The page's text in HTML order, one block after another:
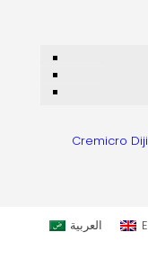
Cremicro
العربية